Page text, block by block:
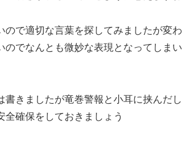
ので適切な言葉を探してみましたが変わ
のでなんとも微妙な表現となってしまい
書きましたが竜巻警報と小耳に挟んだし
全確保をしておきましょう